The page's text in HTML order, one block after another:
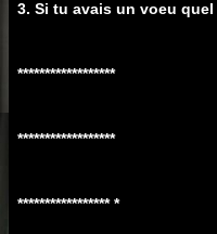
3. Si tu avais un voeu
******************
******************
***************** *